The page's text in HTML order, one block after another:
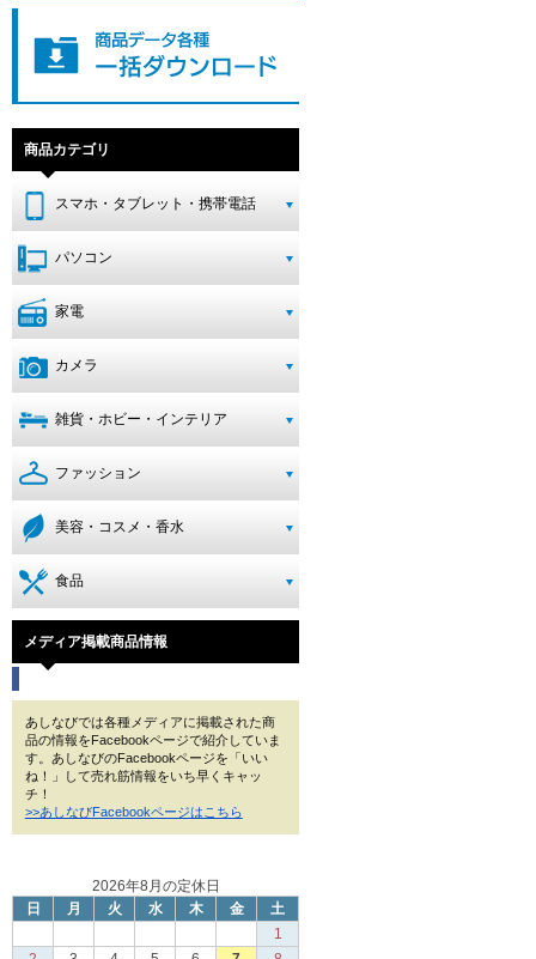
商品カテゴリ
スマホ・タブレット・携帯電話
パソコン
家電
カメラ
雑貨・ホビー・インテリア
ファッション
美容・コスメ・香水
食品
メディア掲載商品情報
あしなびでは各種メディアに掲載された商
品の情報をFacebookページで紹介していま
す。あしなびのFacebookページを「いい
ね！」して売れ筋情報をいち早くキャッ
チ！
>>あしなびFacebookページはこちら
2026年8月の定休日
日
月 火 水 木 金
土
1